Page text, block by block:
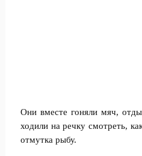
Они вместе гоняли мяч,
ходили на речку смотреть,
отмутка рыбу.